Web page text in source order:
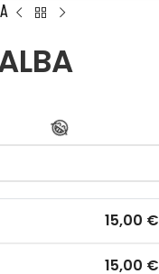
15,00 €
15,00 €